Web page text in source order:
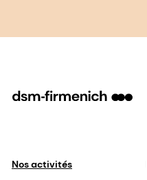
Nos activités